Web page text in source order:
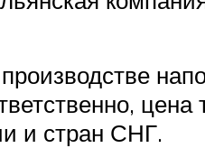
и стран СНГ.